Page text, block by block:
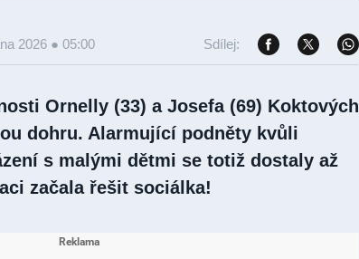
2026 ● 05:00 Sdílej:
Ornelly (33) a Josefa (69) Koktových
dohru. Alarmující podněty kvůli
s malými dětmi se totiž dostaly až
začala řešit sociálka!